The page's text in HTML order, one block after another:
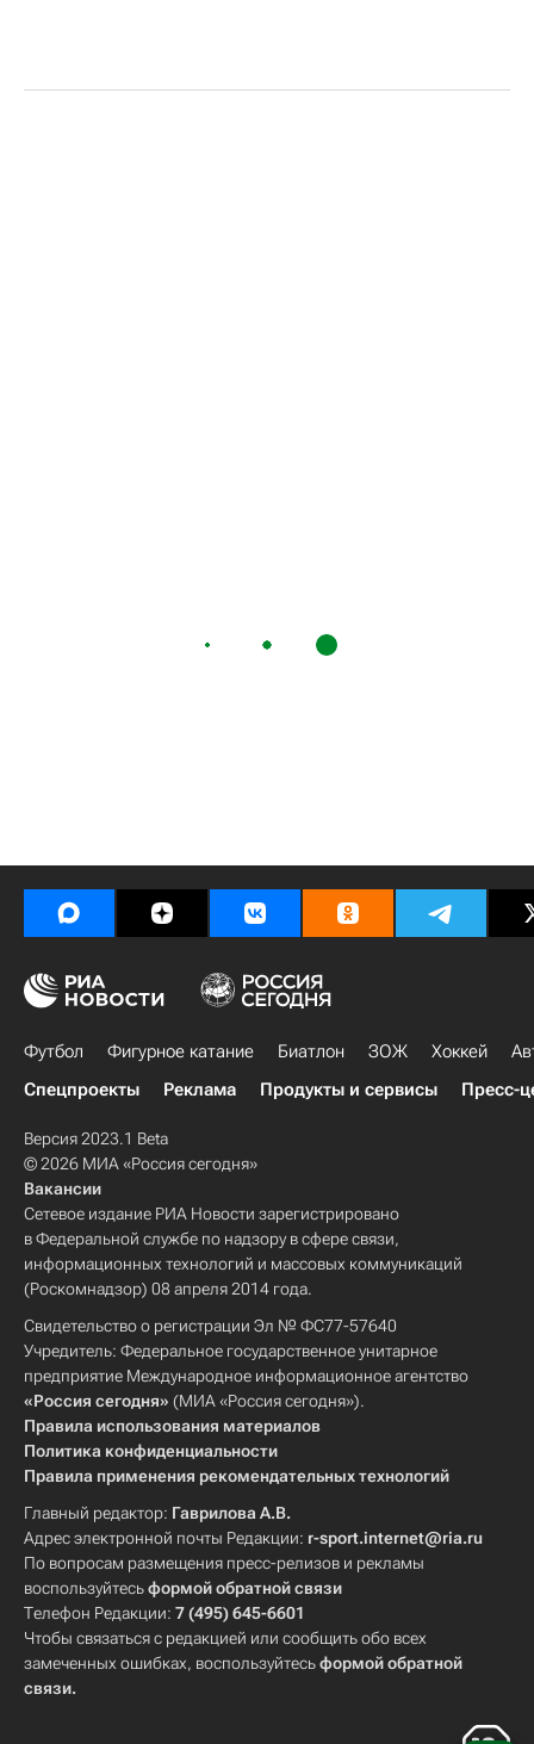
Футбол Фигурное катание Биатлон ЗОЖ Хоккей
Спецпроекты
Реклама Продукты и сервисы Пресс-
Версия 2023.1 Beta
© 2026 МИА «Россия сегодня»
Вакансии
Сетевое издание РИА Новости зарегистрировано
в Федеральной службе по надзору в сфере связи,
информационных технологий и массовых коммуникаций
(Роскомнадзор) 08 апреля 2014 года.
Свидетельство о регистрации Эл № ФС77-57640
Учредитель: Федеральное государственное унитарное
предприятие Международное информационное агентство
«Россия сегодня» (МИА «Россия сегодня»).
Правила использования материалов
Политика конфиденциальности
Правила применения рекомендательных технологий
Главный редактор: Гаврилова А.В.
Адрес электронной почты Редакции: r-sport.internet@ria.ru
По вопросам размещения пресс-релизов и рекламы
воспользуйтесьформой обратной связи
Телефон Редакции: 7 (495) 645-6601
Чтобы связаться с редакцией или сообщить обо всех
замеченных ошибках, воспользуйтесьформой обратной
связи.